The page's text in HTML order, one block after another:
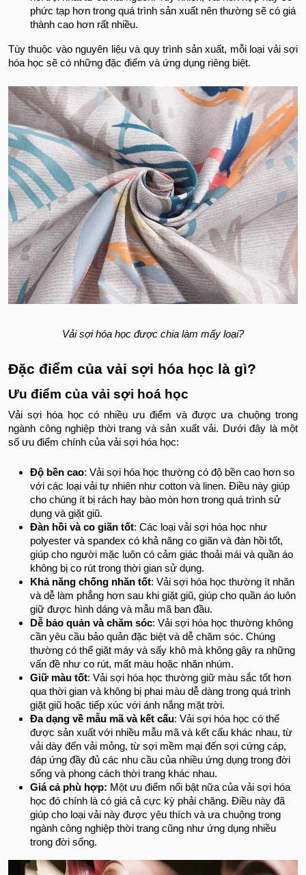
phức tạp hơn trong quá trình sản xuất nên thường sẽ có giá
thành cao hơn rất nhiều.
Tùy thuộc vào nguyên liệu và quy trình sản xuất, mỗi loại vải sợi
hóa học sẽ có những đặc điểm và ứng dụng riêng biệt.
Vải sợi hóa học được chia làm mấy loại?
Đặc điểm của vải sợi hóa học là gì?
Ưu điểm của vải sợi hoá học
Vải sợi hóa học có nhiều ưu điểm và được ưa chuộng trong
ngành công nghiệp thời trang và sản xuất vải. Dưới đây là một
số ưu điểm chính của vải sợi hóa học:
Độ bền cao: Vải sợi hóa học thường có độ bền cao hơn so
với các loại vải tự nhiên như cotton và linen. Điều này giúp
cho chúng ít bị rách hay bào mòn hơn trong quá trình sử
dụng và giặt giũ.
Đàn hồi và co giãn tốt: Các loại vải sợi hóa học như
polyester và spandex có khả năng co giãn và đàn hồi tốt,
giúp cho người mặc luôn có cảm giác thoải mái và quần áo
không bị co rút trong thời gian sử dụng.
Khả năng chống nhăn tốt: Vải sợi hóa học thường ít nhăn
và dễ làm phẳng hơn sau khi giặt giũ, giúp cho quần áo luôn
giữ được hình dáng và mẫu mã ban đầu.
Dễ bảo quản và chăm sóc: Vải sợi hóa học thường không
cần yêu cầu bảo quản đặc biệt và dễ chăm sóc. Chúng
thường có thể giặt máy và sấy khô mà không gây ra những
vấn đề như co rút, mất màu hoặc nhăn nhúm.
Giữ màu tốt: Vải sợi hóa học thường giữ màu sắc tốt hơn
qua thời gian và không bị phai màu dễ dàng trong quá trình
giặt giũ hoặc tiếp xúc với ánh nắng mặt trời.
Đa dạng về mẫu mã và kết cấu: Vải sợi hóa học có thể
được sản xuất với nhiều mẫu mã và kết cấu khác nhau, từ
vải dày đến vải mỏng, từ sợi mềm mại đến sợi cứng cáp,
đáp ứng đầy đủ các nhu cầu của nhiều ứng dụng trong đời
sống và phong cách thời trang khác nhau.
Giá cả phù hợp: Một ưu điểm nổi bật nữa của vải sợi hóa
học đó chính là có giá cả cực kỳ phải chăng. Điều này đã
giúp cho loại vải này được yêu thích và ưa chuộng trong
ngành công nghiệp thời trang cũng như ứng dụng nhiều
trong đời sống.